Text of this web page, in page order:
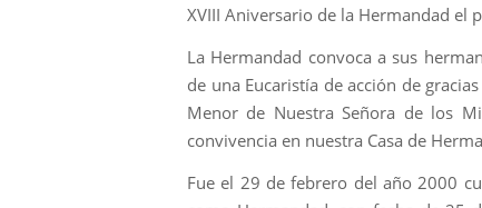
XVIII Aniversario de la Hermandad el
La Hermandad convoca a sus
de una Eucaristía de acción de
Menor de Nuestra Señora de los
convivencia en nuestra Casa de
Fue el 29 de febrero del año 2000